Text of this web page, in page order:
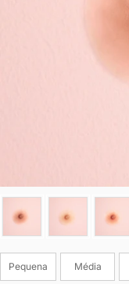
Cor
Tamanho
Pequena Média